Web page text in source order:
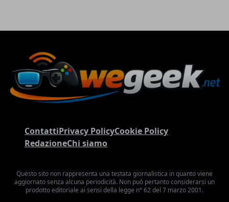
ContattiPrivacy PolicyCookie Policy
RedazioneChi siamo
Questo sito non rappresenta una testata giornalistica in quanto viene
aggiornato senza alcuna periodicità. Non può pertanto considerarsi un
prodotto editoriale ai sensi della legge n° 62 del 7 marzo 2001.